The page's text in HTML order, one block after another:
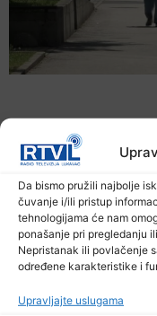
Da bismo pružili najbolje
čuvanje i/ili pristup
tehnologijama će nam
ponašanje pri pregledanju
Nepristanak ili povlačenje
određene karakteristike i
Upravljajte uslugama
Šta jesti i piti